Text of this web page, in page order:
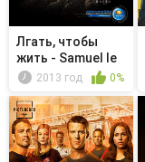
Лгать, чтобы
жить - Samuel le
dispara...
2013 год 0%